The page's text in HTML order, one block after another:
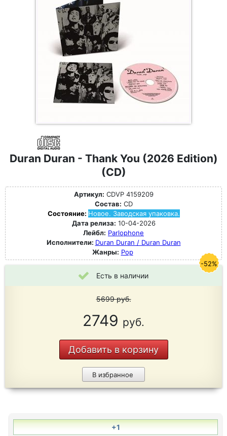
Duran Duran - Thank You (2026 Edition)
(CD)
Артикул: CDVP 4159209
Состав: CD
Состояние: Новое. Заводская упаковка.
Дата релиза: 10-04-2026
Лейбл: Parlophone
Исполнители: Duran Duran / Duran Duran
Жанры: Pop
Есть в наличии
5699руб.
2749 руб.
Добавить в корзину
В избранное
-52%
+1